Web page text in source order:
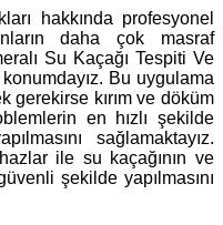
hakkında profesyonel
daha çok masraf
Su Kaçağı Tespiti Ve
Bu uygulama
gerekirse kırım ve döküm
en hızlı şekilde
sağlamaktayız.
ile su kaçağının ve
şekilde yapılmasını